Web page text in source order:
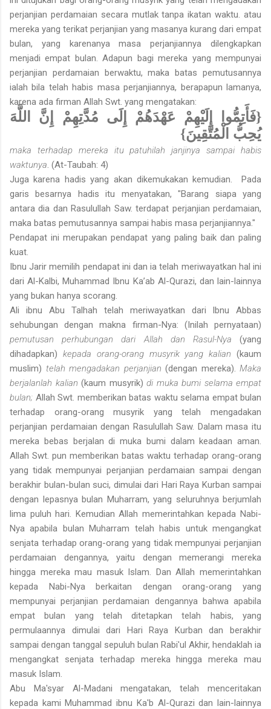
perjanjian perdamaian secara mutlak tanpa ikatan waktu. atau
mereka yang terikat perjanjian yang masanya kurang dari empat
bulan, yang karenanya masa perjanjiannya dilengkapkan
menjadi empat bulan. Adapun bagi mereka yang mempunyai
perjanjian perdamaian berwaktu, maka batas pemutusannya
ialah bila telah habis masa perjanjiannya, berapapun lamanya,
karena ada firman Allah Swt. yang mengatakan:
{فَأَتِمُّوا إِلَيْهِمْ عَهْدَهُمْ إِلَى مُدَّتِهِمْ إِنَّ اللَّهَ
يُحِبُّ الْمُتَّقِينَ}
maka terhadap mereka itu patuhilah janjinya sampai habis
waktunya . (At-Taubah: 4)
Juga karena hadis yang akan dikemukakan kemudian. Pada
garis besarnya hadis itu menyatakan, "Barang siapa yang
antara dia dan Rasulullah Saw. terdapat perjanjian perdamaian,
maka batas pemutusannya sampai habis masa perjanjiannya."
Pendapat ini merupakan pendapat yang paling baik dan paling
kuat.
Ibnu Jarir memilih pendapat ini dan ia telah meriwayatkan hal ini
dari Al-Kalbi, Muhammad Ibnu Ka’ab Al-Qurazi, dan lain-lainnya
yang bukan hanya scorang.
Ali ibnu Abu Talhah telah meriwayatkan dari lbnu Abbas
sehubungan dengan makna firman-Nya: (Inilah pernyataan)
pemutusan perhubungan dari Allah dan Rasul-Nya (yang
dihadapkan) kepada orang-orang musyrik yang kalian(kaum
muslim) telah mengadakan perjanjian (dengan mereka). Maka
berjalanlah kalian (kaum musyrik) di muka bumi selama empat
bulan; Allah Swt. memberikan batas waktu selama empat bulan
terhadap orang-orang musyrik yang telah mengadakan
perjanjian perdamaian dengan Rasulullah Saw. Dalam masa itu
mereka bebas berjalan di muka bumi dalam keadaan aman.
Allah Swt. pun memberikan batas waktu terhadap orang-orang
yang tidak mempunyai perjanjian perdamaian sampai dengan
berakhir bulan-bulan suci, dimulai dari Hari Raya Kurban sampai
dengan lepasnya bulan Muharram, yang seluruhnya berjumlah
lima puluh hari. Kemudian Allah memerintahkan kepada Nabi-
Nya apabila bulan Muharram telah habis untuk mengangkat
senjata terhadap orang-orang yang tidak mempunyai perjanjian
perdamaian dengannya, yaitu dengan memerangi mereka
hingga mereka mau masuk Islam. Dan Allah memerintahkan
kepada Nabi-Nya berkaitan dengan orang-orang yang
mempunyai perjanjian perdamaian dengannya bahwa apabila
empat bulan yang telah ditetapkan telah habis, yang
permulaannya dimulai dari Hari Raya Kurban dan berakhir
sampai dengan tanggal sepuluh bulan Rabi'ul Akhir, hendaklah ia
mengangkat senjata terhadap mereka hingga
mereka mau
masuk Islam.
Abu Ma'syar Al-Madani mengatakan, telah menceritakan
kepada kami Muhammad ibnu Ka'b Al-Qurazi dan lain-lainnya